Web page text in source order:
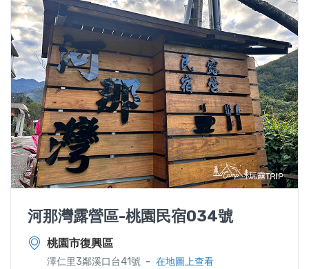
河那灣露營區-桃園民宿034號
桃園市復興區
澤仁里3鄰溪口台41號 - 在地圖上查看